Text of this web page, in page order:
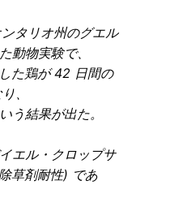
タリオ州のグエル
動物実験で、
た鶏が 42 日間の
、
う結果が出た。
エル・クロップサ
草剤耐性) であ